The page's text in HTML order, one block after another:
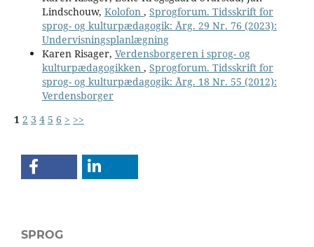
Lindschouw, Kolofon , Sprogforum. Tidsskrift for
sprog- og kulturpædagogik: Årg. 29 Nr. 76 (2023):
Undervisningsplanlægning
Karen Risager, Verdensborgeren i sprog- og
kulturpædagogikken , Sprogforum. Tidsskrift for
sprog- og kulturpædagogik: Årg. 18 Nr. 55 (2012):
Verdensborger
1 2 3 4 5 6 > >>
SPROG